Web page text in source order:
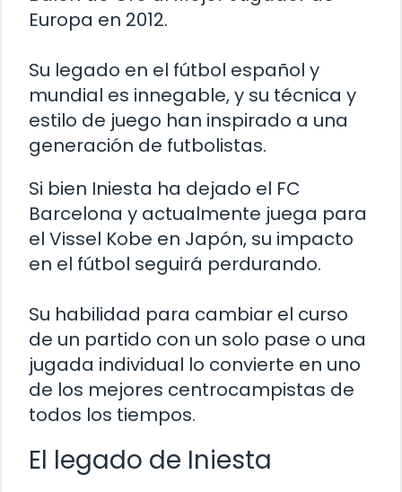
Europa en 2012.
Su legado en el fútbol español y
mundial es innegable, y su técnica y
estilo de juego han inspirado a una
generación de futbolistas.
Si bien Iniesta ha dejado el FC
Barcelona y actualmente juega para
el Vissel Kobe en Japón, su impacto
en el fútbol seguirá perdurando.
Su habilidad para cambiar el curso
de un partido con un solo pase o una
jugada individual lo convierte en uno
de los mejores centrocampistas de
todos los tiempos.
El legado de Iniesta